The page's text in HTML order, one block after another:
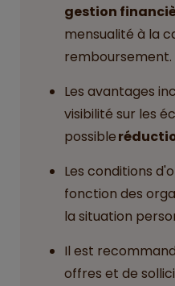
gestion
mensualité à la
remboursement.
Les avantages
visibilité sur les
possible
Les conditions
fonction des
la situation
Il est
offres et de